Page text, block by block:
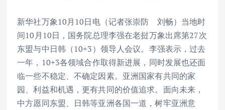
新华社万象10月10日电（记者张崇防 刘畅）当地时
间10月10日，国务院总理李强在老挝万象出席第27次
东盟与中日韩（10+3）领导人会议。李强表示，过去
一年，10+3各领域合作取得新进展，同时发展也还面
临一些不稳定、不确定因素。亚洲国家有共同的家
园、利益和机遇，更有共同的价值追求。面向未来，
中方愿同东盟、日韩等亚洲各国一道，树牢亚洲意